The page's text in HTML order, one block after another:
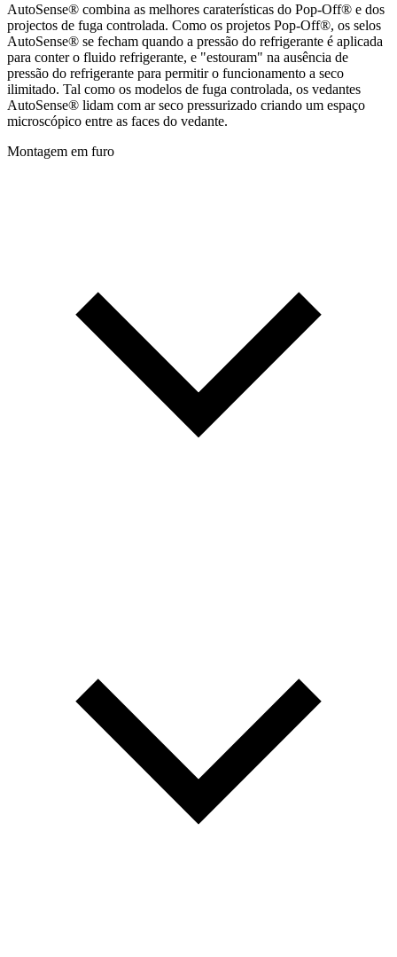
AutoSense® combina as melhores caraterísticas do Pop-Off® e dos
projectos de fuga controlada. Como os projetos Pop-Off®, os selos
AutoSense® se fecham quando a pressão do refrigerante é aplicada
para conter o fluido refrigerante, e "estouram" na ausência de
pressão do refrigerante para permitir o funcionamento a seco
ilimitado. Tal como os modelos de fuga controlada, os vedantes
AutoSense® lidam com ar seco pressurizado criando um espaço
microscópico entre as faces do vedante.
Montagem em furo